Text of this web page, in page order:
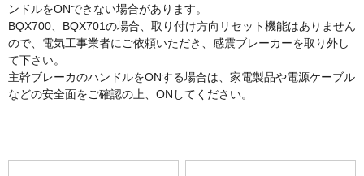
ンドルをONできない場合があります。
BQX700、BQX701の場合、取り付け方向リセット機能はありません
ので、電気工事業者にご依頼いただき、感震ブレーカーを取り外し
て下さい。
主幹ブレーカのハンドルをONする場合は、家電製品や電源ケーブル
などの安全面をご確認の上、ONしてください。